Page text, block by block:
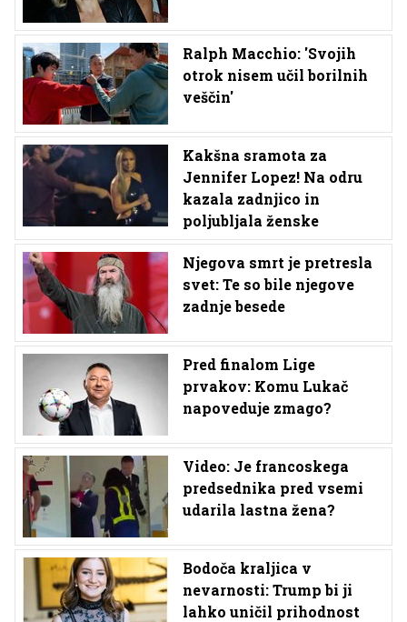
Ralph Macchio: 'Svojih
otrok nisem učil borilnih
veščin'
Kakšna sramota za
Jennifer Lopez! Na odru
kazala zadnjico in
poljubljala ženske
Njegova smrt je pretresla
svet: Te so bile njegove
zadnje besede
Pred finalom Lige
prvakov: Komu Lukač
napoveduje zmago?
Video: Je francoskega
predsednika pred vsemi
udarila lastna žena?
Bodoča kraljica v
nevarnosti: Trump bi ji
lahko uničil prihodnost